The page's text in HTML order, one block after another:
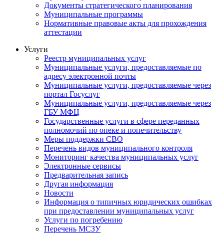
Документы стратегического планирования
Муниципальные программы
Нормативные правовые акты для прохождения
аттестации
Услуги
Реестр муниципальных услуг
Муниципальные услуги, предоставляемые по
адресу электронной почты
Муниципальные услуги, предоставляемые через
портал Госуслуг
Муниципальные услуги, предоставляемые через
ГБУ МФЦ
Государственные услуги в сфере переданных
полномочий по опеке и попечительству
Меры поддержки СВО
Перечень видов муниципального контроля
Мониторинг качества муниципальных услуг
Электронные сервисы
Предварительная запись
Другая информация
Новости
Информация о типичных юридических ошибках
при предоставлении муниципальных услуг
Услуги по погребению
Перечень МСЗУ